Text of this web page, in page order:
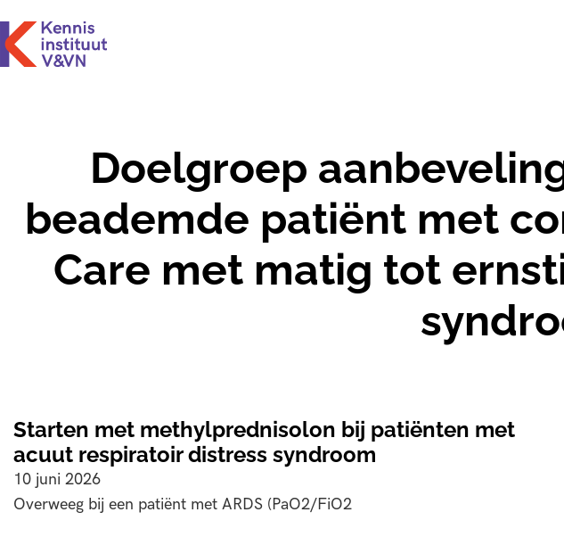
Doelgroep
beademde patiënt met
Care met matig tot
Starten met methylprednisolon bij patiënten met
acuut respiratoir distress syndroom
10 juni 2026
Overweeg bij een patiënt met ARDS (PaO2/FiO2